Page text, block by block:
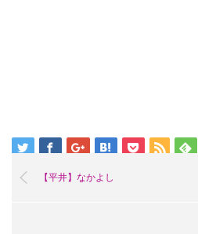
【平井】なかよし